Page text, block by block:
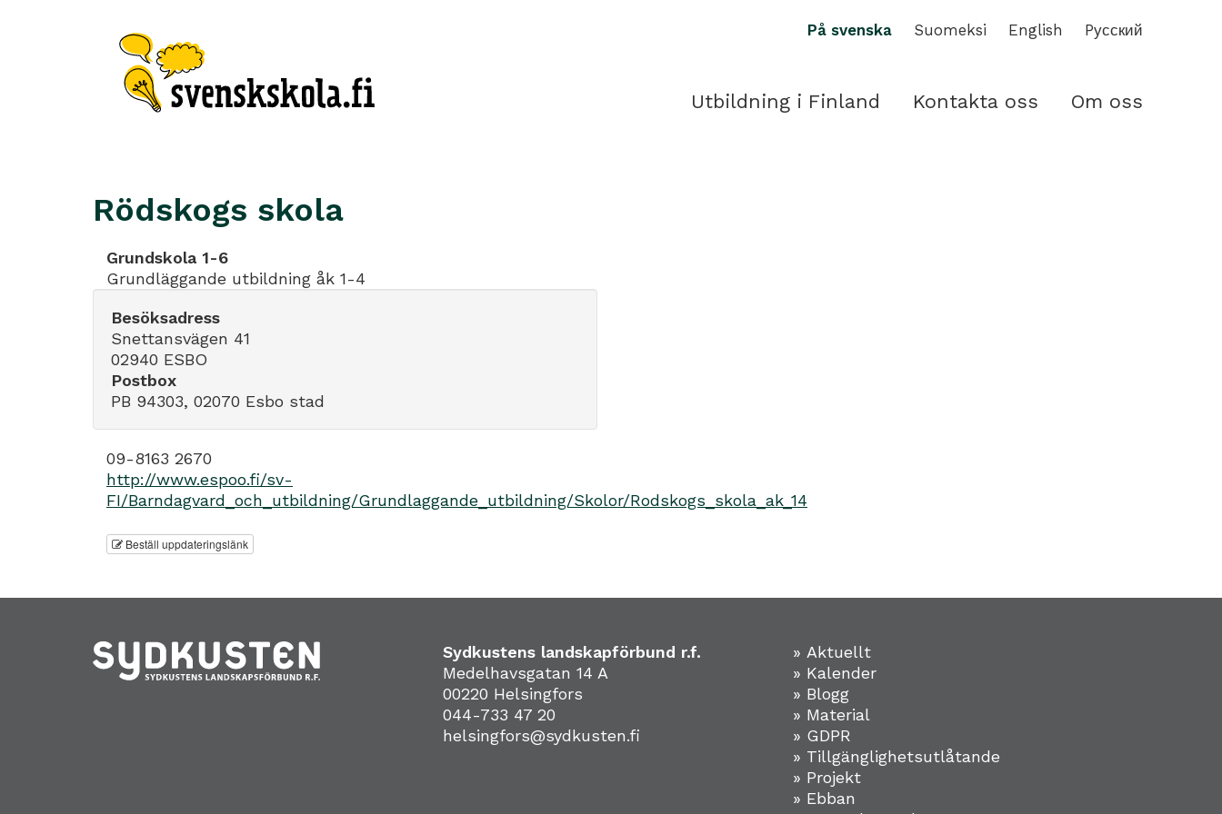
På svenska Suomeksi English Pусский
Utbildning i Finland Kontakta oss Om oss
Rödskogs skola
Grundskola 1-6
Grundläggande utbildning åk 1-4
Besöksadress
Snettansvägen 41
02940 ESBO
Postbox
PB 94303, 02070 Esbo stad
09-8163 2670
http://www.espoo.fi/sv-
FI/Barndagvard_och_utbildning/Grundlaggande_utbildning/Skolor/Rodskogs_skola_ak_14
Beställ uppdateringslänk
Sydkustens landskapförbund r.f.
Medelhavsgatan 14 A
00220 Helsingfors
044-733 47 20
helsingfors@sydkusten.fi
» Aktuellt
» Kalender
» Blogg
» Material
» GDPR
» Tillgänglighetsutlåtande
» Projekt
» Ebban